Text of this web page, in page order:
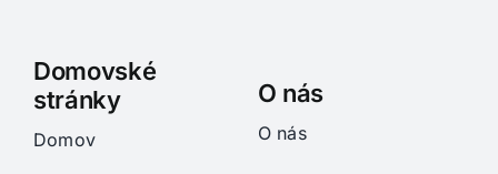
Domovské
stránky
Domov
O nás
O nás